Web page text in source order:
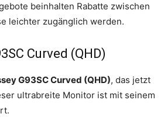
beinhalten Rabatte zwischen
leichter zugänglich werden.
Curved (QHD)
G93SC Curved (QHD), das jetzt
ultrabreite Monitor ist mit seinem